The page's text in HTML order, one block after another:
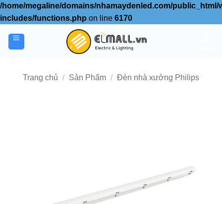
/home/megaline/domains/nhamaydenled.com/public_html/
includes/functions.php on line 6170
Trang chủ
/ Sản Phẩm / Đèn nhà xưởng Philips